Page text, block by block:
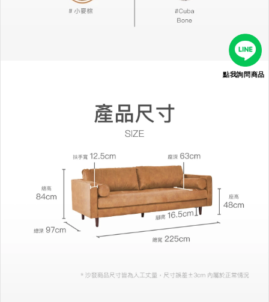
點我詢問商品